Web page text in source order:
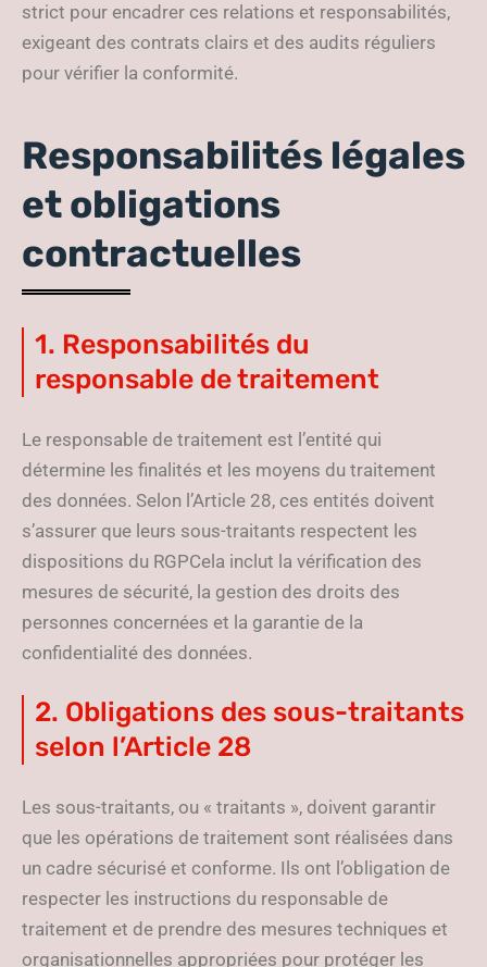
strict pour encadrer ces relations et responsabilités,
exigeant des contrats clairs et des audits réguliers
pour vérifier la conformité.
Responsabilités légales
et obligations
contractuelles
1. Responsabilités du
responsable de traitement
Le responsable de traitement est l’entité qui
détermine les finalités et les moyens du traitement
des données. Selon l’Article 28, ces entités doivent
s’assurer que leurs sous-traitants respectent les
dispositions du RGPCela inclut la vérification des
mesures de sécurité, la gestion des droits des
personnes concernées et la garantie de la
confidentialité des données.
2. Obligations des sous-traitants
selon l’Article 28
Les sous-traitants, ou « traitants », doivent garantir
que les opérations de traitement sont réalisées dans
un cadre sécurisé et conforme. Ils ont l’obligation de
respecter les instructions du responsable de
traitement et de prendre des mesures techniques et
organisationnelles appropriées pour protéger les